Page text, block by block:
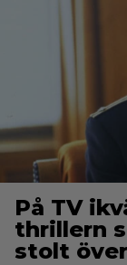
På TV
thrillern
stolt